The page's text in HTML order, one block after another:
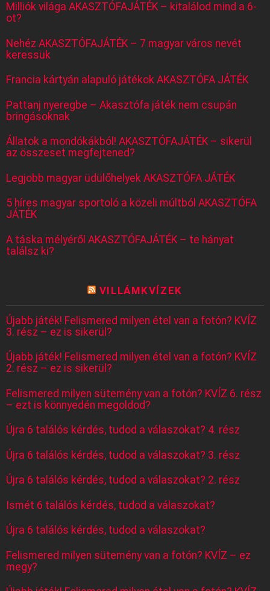
Milliók világa AKASZTÓFAJÁTÉK – kitalálod mind a 6-
ot?
Nehéz AKASZTÓFAJÁTÉK – 7 magyar város nevét
keressük
Francia kártyán alapuló játékok AKASZTÓFA JÁTÉK
Pattanj nyeregbe – Akasztófa játék nem csupán
bringásoknak
Állatok a mondókákból! AKASZTÓFAJÁTÉK – sikerül
az összeset megfejtened?
Legjobb magyar üdülőhelyek AKASZTÓFA JÁTÉK
5 híres magyar sportoló a közeli múltból AKASZTÓFA
JÁTÉK
A táska mélyéről AKASZTÓFAJÁTÉK – te hányat
találsz ki?
VILLÁMKVÍZEK
Újabb játék! Felismered milyen étel van a fotón? KVÍZ
3. rész – ez is sikerül?
Újabb játék! Felismered milyen étel van a fotón? KVÍZ
2. rész – ez is sikerül?
Felismered milyen sütemény van a fotón? KVÍZ 6. rész
– ezt is könnyedén megoldod?
Újra 6 találós kérdés, tudod a válaszokat? 4. rész
Újra 6 találós kérdés, tudod a válaszokat? 3. rész
Újra 6 találós kérdés, tudod a válaszokat? 2. rész
Ismét 6 találós kérdés, tudod a válaszokat?
Újra 6 találós kérdés, tudod a válaszokat?
Felismered milyen sütemény van a fotón? KVÍZ – ez
megy?